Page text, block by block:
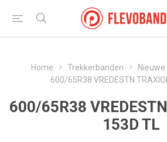
Home Trekkerbanden
600/65R38 VREDESTN
600/65R38
153D TL